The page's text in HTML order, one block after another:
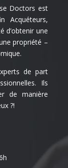
Doctors est
Acquéteurs,
d’obtenir une
propriété –
de part
Ils
de manière
?!